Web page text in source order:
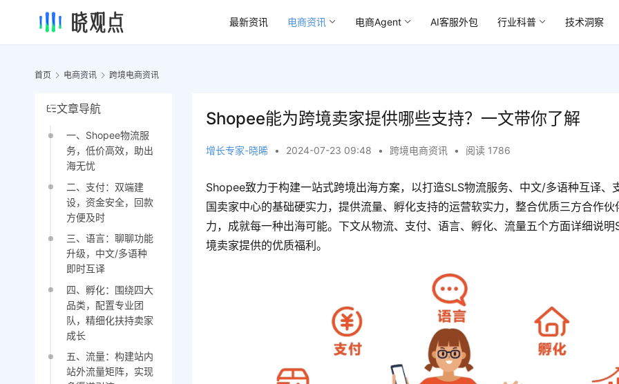
最新资讯 电商资讯 电商Agent AI客服外包 行业科普 技术洞察
首页 电商资讯 跨境电商资讯
文章导航
一、Shopee物流服
务，低价高效，助出
海无忧
二、支付：双端建
设，资金安全，回款
方便及时
三、语言：聊聊功能
升级，中文/多语种
即时互译
四、孵化：围绕四大
品类，配置专业团
队，精细化扶持卖家
成长
五、流量：构建站内
站外流量矩阵，实现
Shopee能为跨境卖家提供哪些支持？一文带你了解
增长专家-晓晞 • 2024-07-23 09:48 • 跨境电商资讯 • 阅读 1786
Shopee致力于构建一站式跨境出海方案，以打造SLS物流服务、中文/多语种互译、
国卖家中心的基础硬实力，提供流量、孵化支持的运营软实力，整合优质三方合作伙
力，成就每一种出海可能。下文从物流、支付、语言、孵化、流量五个方面详细说
境卖家提供的优质福利。